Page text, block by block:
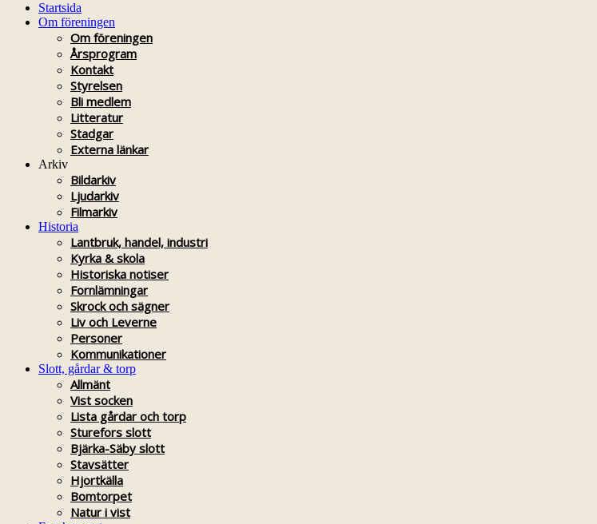
Startsida
Om föreningen
Om föreningen
Årsprogram
Kontakt
Styrelsen
Bli medlem
Litteratur
Stadgar
Externa länkar
Arkiv
Bildarkiv
Ljudarkiv
Filmarkiv
Historia
Lantbruk, handel, industri
Kyrka & skola
Historiska notiser
Fornlämningar
Skrock och sägner
Liv och Leverne
Personer
Kommunikationer
Slott, gårdar & torp
Allmänt
Vist socken
Lista gårdar och torp
Sturefors slott
Bjärka-Säby slott
Stavsätter
Hjortkälla
Bomtorpet
Natur i vist